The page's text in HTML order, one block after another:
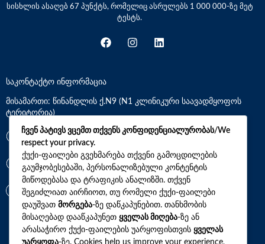
სისხლის ასაღებ 67 პუნქტს, რომელიც ასრულებს 1 000 000-ზე მეტ
ტესტს.
საკონტაქტო ინფორმაცია
მისამართი: წინანდლის ქ.N9 (N1 კლინიკური საავადმყოფოს
ტერიტორია)
*7770
+(995)32 2 800 111
info@synevo.ge
2021 – 2026 © სინევო. ყველა უფლება დაცულია
ჩვენ პატივს ვცემთ თქვენს კონფიდენციალურობას/We
respect your privacy.
ქუქი-ფაილები გვეხმარება თქვენი გამოცდილების
გაუმჯობესებაში, პერსონალიზებული კონტენტის
მიწოდებასა და ტრაფიკის ანალიზში. თქვენ
შეგიძლიათ აირჩიოთ, თუ რომელი ქუქი-ფაილები
დაუშვათ მორგება-ზე დაწკაპუნებით. თანხმობის
მისაღებად დააწკაპუნეთ ყველას მიღება-ზე ან
არასაჭირო ქუქი-ფაილების უარყოფისთვის ყველას